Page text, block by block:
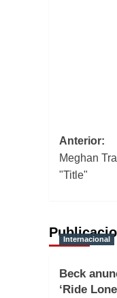
de
Anterior:
Meghan
"Title"
Internacional
Beck
‘Ride